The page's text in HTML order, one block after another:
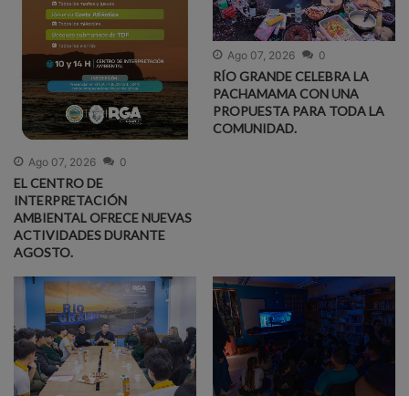
Ago 07, 2026 0
EL CENTRO DE
INTERPRETACIÓN
AMBIENTAL OFRECE NUEVAS
ACTIVIDADES DURANTE
AGOSTO.
Ago 07, 2026 0
RÍO GRANDE CELEBRA LA
PACHAMAMA CON UNA
PROPUESTA PARA TODA LA
COMUNIDAD.